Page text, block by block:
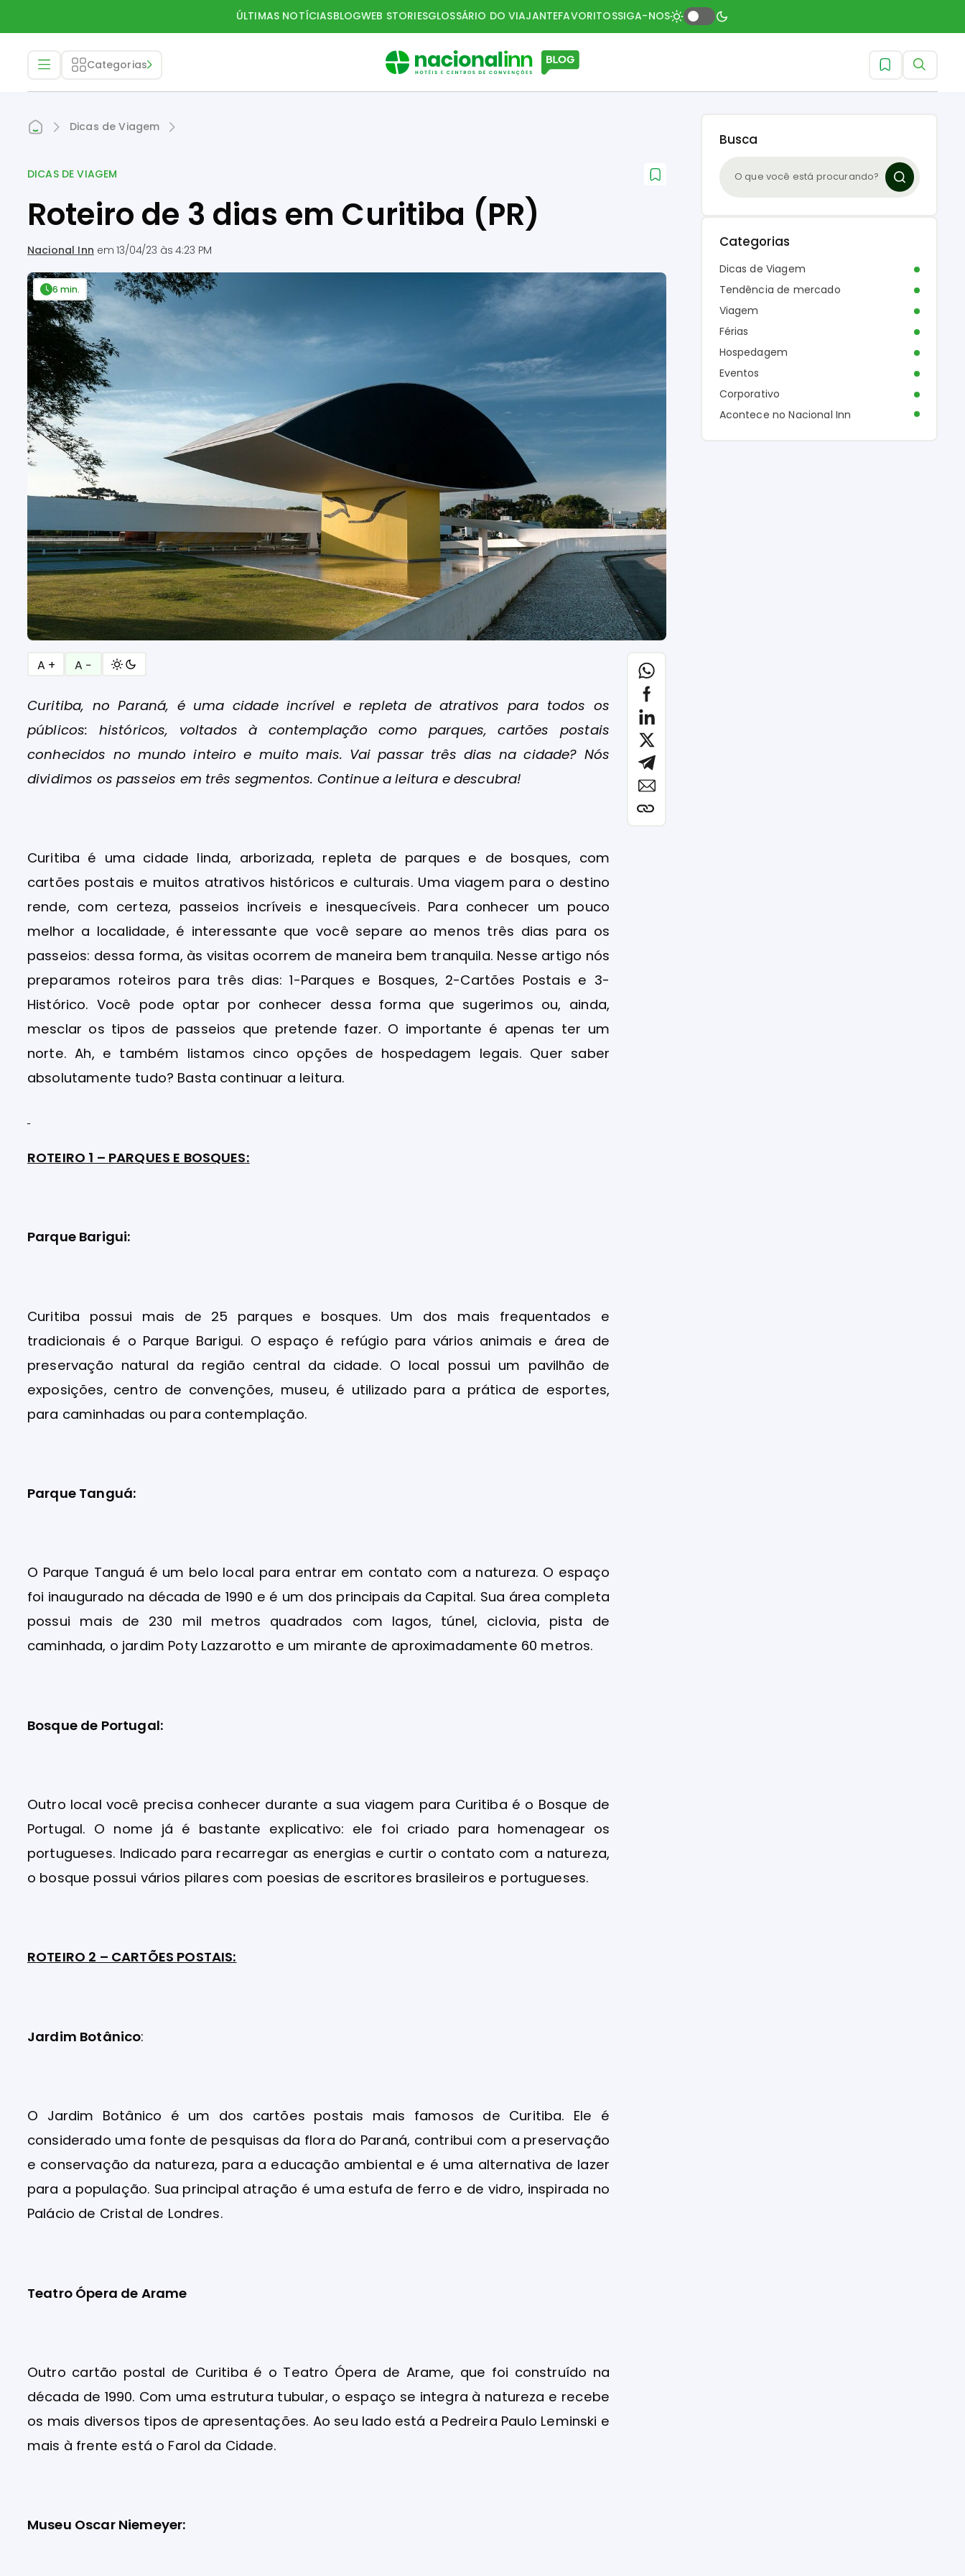
ÚLTIMAS NOTÍCIASBLOGWEB STORIESGLOSSÁRIO DO VIAJANTEFAVORITOSSIGA-NOS
Categorias
Dicas de Viagem
DICAS DE VIAGEM
Roteiro de 3 dias em Curitiba (PR)
Nacional Inn em13/04/23 às 4:23 PM
6 min.
A + A −
Curitiba, no Paraná, é uma cidade incrível e repleta de atrativos para todos os
públicos: históricos, voltados à contemplação como parques, cartões postais
conhecidos no mundo inteiro e muito mais. Vai passar três dias na cidade? Nós
dividimos os passeios em três segmentos. Continue a leitura e descubra!
Curitiba é uma cidade linda, arborizada, repleta de parques e de bosques, com
cartões postais e muitos atrativos históricos e culturais. Uma viagem para o destino
rende, com certeza, passeios incríveis e inesquecíveis. Para conhecer um pouco
melhor a localidade, é interessante que você separe ao menos três dias para os
passeios: dessa forma, às visitas ocorrem de maneira bem tranquila. Nesse artigo nós
preparamos roteiros para três dias: 1-Parques e Bosques, 2-Cartões Postais e 3-
Histórico. Você pode optar por conhecer dessa forma que sugerimos ou, ainda,
mesclar os tipos de passeios que pretende fazer. O importante é apenas ter um
norte. Ah, e também listamos cinco opções de hospedagem legais. Quer saber
absolutamente tudo? Basta continuar a leitura.
ROTEIRO 1 – PARQUES E BOSQUES:
Parque Barigui:
Curitiba possui mais de 25 parques e bosques. Um dos mais frequentados e
tradicionais é o Parque Barigui. O espaço é refúgio para vários animais e área de
preservação natural da região central da cidade. O local possui um pavilhão de
exposições, centro de convenções, museu, é utilizado para a prática de esportes,
para caminhadas ou para contemplação.
Parque Tanguá:
O Parque Tanguá é um belo local para entrar em contato com a natureza. O espaço
foi inaugurado na década de 1990 e é um dos principais da Capital. Sua área completa
possui mais de 230 mil metros quadrados com lagos, túnel, ciclovia, pista de
caminhada, o jardim Poty Lazzarotto e um mirante de aproximadamente 60 metros.
Bosque de Portugal:
Outro local você precisa conhecer durante a sua viagem para Curitiba é o Bosque de
Portugal. O nome já é bastante explicativo: ele foi criado para homenagear os
portugueses. Indicado para recarregar as energias e curtir o contato com a natureza,
o bosque possui vários pilares com poesias de escritores brasileiros e portugueses.
ROTEIRO 2 – CARTÕES POSTAIS:
Jardim Botânico:
O Jardim Botânico é um dos cartões postais mais famosos de Curitiba. Ele é
considerado uma fonte de pesquisas da flora do Paraná, contribui com a preservação
e conservação da natureza, para a educação ambiental e é uma alternativa de lazer
para a população. Sua principal atração é uma estufa de ferro e de vidro, inspirada no
Palácio de Cristal de Londres.
Teatro Ópera de Arame
Outro cartão postal de Curitiba é o Teatro Ópera de Arame, que foi construído na
década de 1990. Com uma estrutura tubular, o espaço se integra à natureza e recebe
os mais diversos tipos de apresentações. Ao seu lado está a Pedreira Paulo Leminski e
mais à frente está o Farol da Cidade.
Museu Oscar Niemeyer:
Busca
Categorias
Dicas de Viagem
Tendência de mercado
Viagem
Férias
Hospedagem
Eventos
Corporativo
Acontece no Nacional Inn